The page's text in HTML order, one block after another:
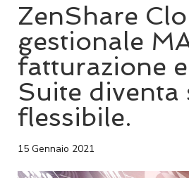
ZenShare
gestionale
fatturazione
Suite diventa
flessibile.
15 Gennaio 2021